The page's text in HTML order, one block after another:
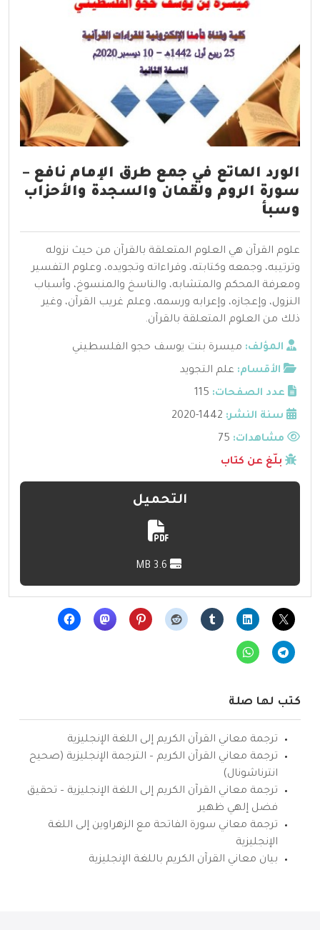
الورد الماتع في جمع طرق الإمام نافع –
سورة الروم ولقمان والسجدة والأحزاب
وسبأ
علوم القرآن هي العلوم المتعلقة بالقرآن من حيث نزوله
وترتيبه، وجمعه وكتابته، وقراءاته وتجويده، وعلوم التفسير
ومعرفة المحكم والمتشابه، والناسخ والمنسوخ، وأسباب
النزول، وإعجازه، وإعرابه ورسمه، وعلم غريب القرآن، وغير
ذلك من العلوم المتعلقة بالقرآن.
المؤلف: ميسرة بنت يوسف حجو الفلسطيني
الأقسام: علم التجويد
عدد الصفحات: 115
سنة النشر: 1442-2020
مشاهدات:
بلّغ عن كتاب
التحميل
كتب لها صلة
ترجمة معاني القرآن الكريم إلى اللغة الإنجليزية
ترجمة معاني القرآن الكريم – الترجمة الإنجليزية (صحيح
انترناشونال)
ترجمة معاني القرآن الكريم إلى اللغة الإنجليزية – تحقيق
فضل إلهي ظهير
ترجمة معاني سورة الفاتحة مع الزهراوين إلى اللغة
الإنجليزية
بيان معاني القرآن الكريم باللغة الإنجليزية